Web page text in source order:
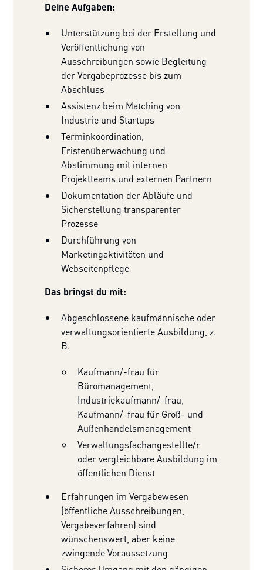
Deine Aufgaben:
Unterstützung bei der Erstellung und
Veröffentlichung von
Ausschreibungen sowie Begleitung
der Vergabeprozesse bis zum
Abschluss
Assistenz beim Matching von
Industrie und Startups
Terminkoordination,
Fristenüberwachung und
Abstimmung mit internen
Projektteams und externen Partnern
Dokumentation der Abläufe und
Sicherstellung transparenter
Prozesse
Durchführung von
Marketingaktivitäten und
Webseitenpflege
Das bringst du mit:
Abgeschlossene kaufmännische oder
verwaltungsorientierte Ausbildung, z.
B.
Kaufmann/-frau für
Büromanagement,
Industriekaufmann/-frau,
Kaufmann/-frau für Groß- und
Außenhandelsmanagement
Verwaltungsfachangestellte/r
oder vergleichbare Ausbildung im
öffentlichen Dienst
Erfahrungen im Vergabewesen
(öffentliche Ausschreibungen,
Vergabeverfahren) sind
wünschenswert, aber keine
zwingende Voraussetzung